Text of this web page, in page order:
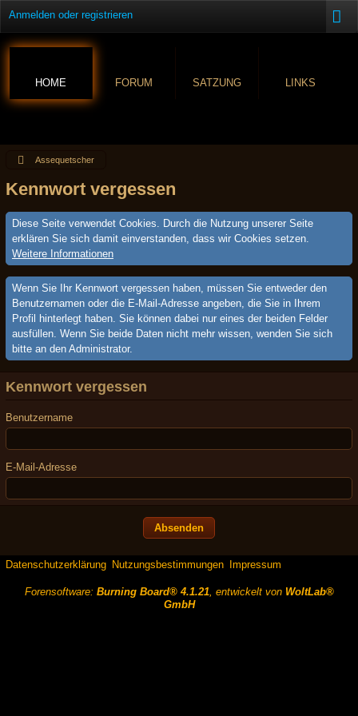
Anmelden oder registrieren
HOME FORUM SATZUNG LINKS
Assequetscher
Kennwort vergessen
Diese Seite verwendet Cookies. Durch die Nutzung unserer Seite
erklären Sie sich damit einverstanden, dass wir Cookies setzen.
Weitere Informationen
Wenn Sie Ihr Kennwort vergessen haben, müssen Sie entweder den
Benutzernamen oder die E-Mail-Adresse angeben, die Sie in Ihrem
Profil hinterlegt haben. Sie können dabei nur eines der beiden Felder
ausfüllen. Wenn Sie beide Daten nicht mehr wissen, wenden Sie sich
bitte an den Administrator.
Kennwort vergessen
Benutzername
E-Mail-Adresse
Datenschutzerklärung Nutzungsbestimmungen Impressum
Forensoftware: Burning Board® 4.1.21, entwickelt von WoltLab®
GmbH